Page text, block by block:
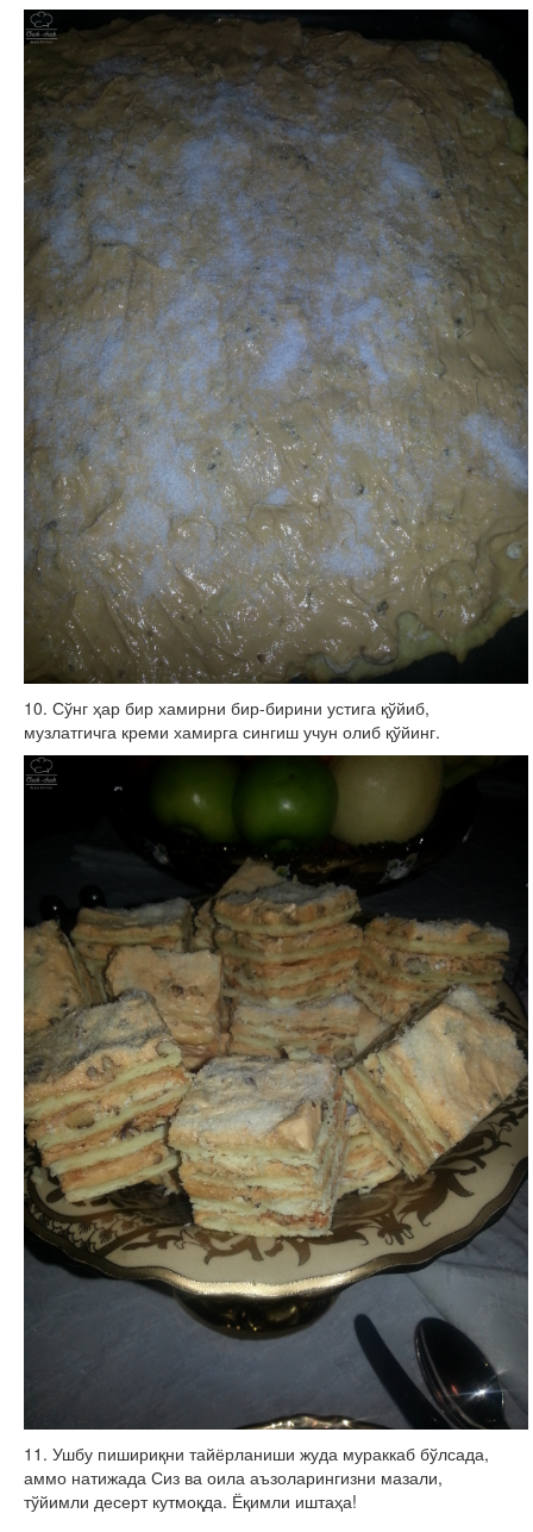
10. Сўнг ҳар бир хамирни бир-бирини устига қўйиб,
музлатгичга креми хамирга сингиш учун олиб қўйинг.
11. Ушбу пишириқни тайёрланиши жуда мураккаб бўлсада,
аммо натижада Сиз ва оила аъзоларингизни мазали,
тўйимли десерт кутмоқда. Ёқимли иштаҳа!